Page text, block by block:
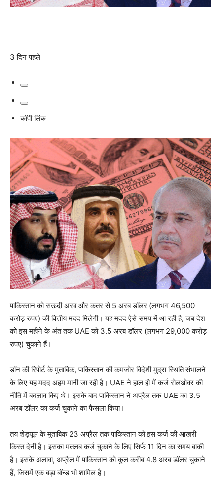
3 दिन पहले
कॉपी लिंक
पाकिस्तान को सऊदी अरब और कतर से 5 अरब डॉलर (लगभग 46,500
करोड़ रुपए) की वित्तीय मदद मिलेगी। यह मदद ऐसे समय में आ रही है, जब देश
को इस महीने के अंत तक UAE को 3.5 अरब डॉलर (लगभग 29,000 करोड़
रुपए) चुकाने हैं।
डॉन की रिपोर्ट के मुताबिक, पाकिस्तान की कमजोर विदेशी मुद्रा स्थिति संभालने
के लिए यह मदद अहम मानी जा रही है। UAE ने हाल ही में कर्ज रोलओवर की
नीति में बदलाव किए थे। इसके बाद पाकिस्तान ने अप्रैल तक UAE का 3.5
अरब डॉलर का कर्ज चुकाने का फैसला किया।
तय शेड्यूल के मुताबिक 23 अप्रैल तक पाकिस्तान को इस कर्ज की आखरी
किस्त देनी है। इसका मतलब कर्ज चुकाने के लिए सिर्फ 11 दिन का समय बाकी
है। इसके अलावा, अप्रैल में पाकिस्तान को कुल करीब 4.8 अरब डॉलर चुकाने
हैं, जिसमें एक बड़ा बॉन्ड भी शामिल है।